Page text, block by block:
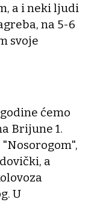
a i neki ljudi
na 5-6
svoje
ćemo
Brijune 1.
a
U